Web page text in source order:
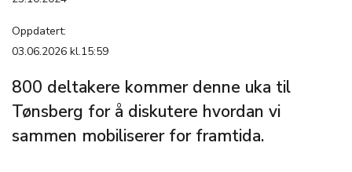
Oppdatert:
03.06.2026 kl.15:59
800 deltakere kommer denne uka til
Tønsberg for å diskutere hvordan vi
sammen mobiliserer for framtida.